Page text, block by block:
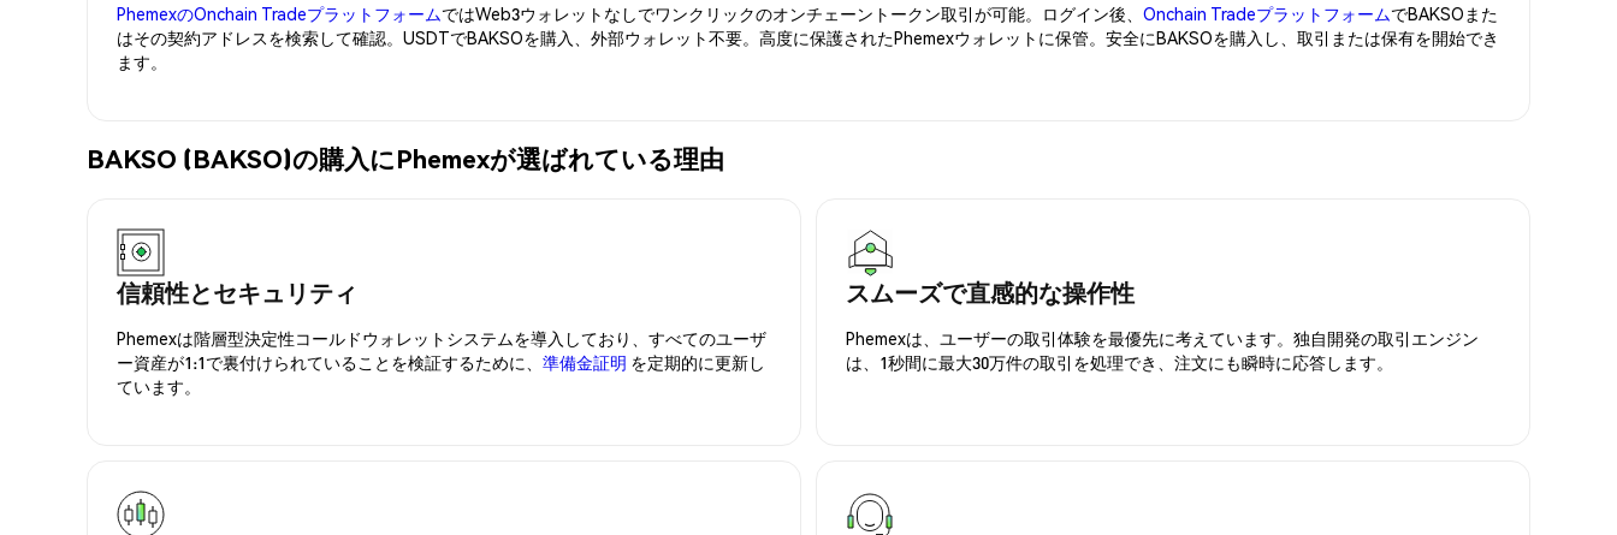
PhemexのOnchain TradeプラットフォームではWeb3ウォレットなしでワンクリックのオンチェーントークン取引が可能。ログイン後、 Onchain TradeプラットフォームでBAKSOまた
はその契約アドレスを検索して確認。USDTでBAKSOを購入、外部ウォレット不要。高度に保護されたPhemexウォレットに保管。安全にBAKSOを購入し、取引または保有を開始でき
ます。
BAKSO (BAKSO)の購入にPhemexが選ばれている理由
信頼性とセキュリティ
Phemexは階層型決定性コールドウォレットシステムを導入しており、すべてのユーザ
ー資産が1:1で裏付けられていることを検証するために、 準備金証明 を定期的に更新し
ています。
スムーズで直感的な操作性
Phemexは、ユーザーの取引体験を最優先に考えています。独自開発の取引エンジン
は、1秒間に最大30万件の取引を処理でき、注文にも瞬時に応答します。